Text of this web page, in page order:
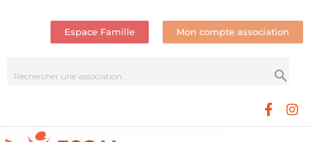
Espace Famille Mon compte association